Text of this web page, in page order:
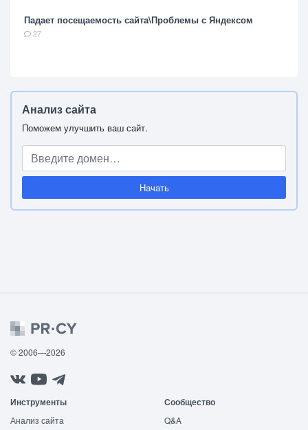
Падает посещаемость сайта\Проблемы с Яндексом
27
Анализ сайта
Поможем улучшить ваш сайт.
Начать
© 2006—2026
Инструменты
Анализ сайта
Сообщество
Q&A